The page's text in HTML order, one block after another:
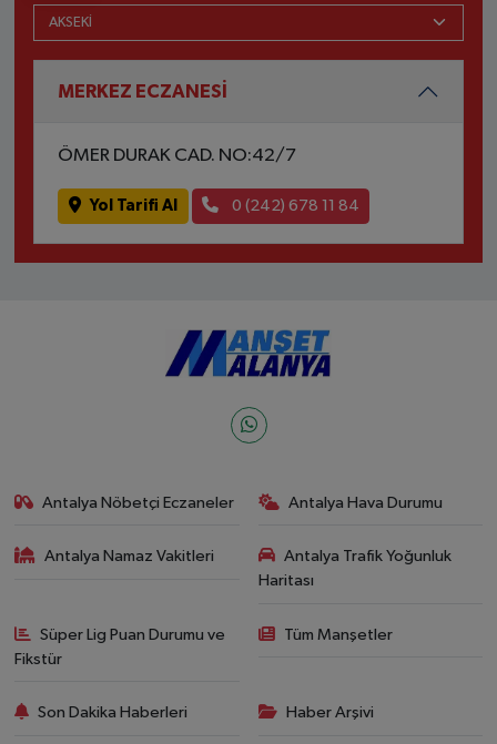
MERKEZ ECZANESİ
ÖMER DURAK CAD. NO:42/7
Yol Tarifi Al 0 (242) 678 11 84
Antalya Nöbetçi Eczaneler Antalya Hava Durumu
Antalya Namaz Vakitleri
Antalya Trafik Yoğunluk
Haritası
Süper Lig Puan Durumu ve
Fikstür
Tüm Manşetler
Son Dakika Haberleri Haber Arşivi